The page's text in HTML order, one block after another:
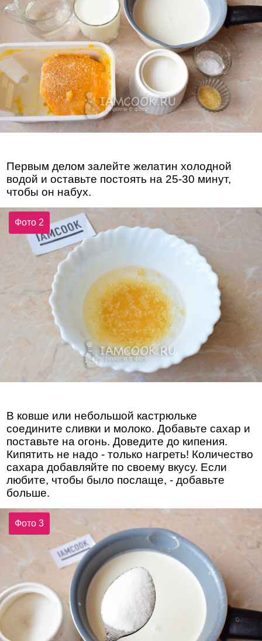
Первым делом залейте желатин холодной
водой и оставьте постоять на 25-30 минут,
чтобы он набух.
Фото 2
В ковше или небольшой кастрюльке
соедините сливки и молоко. Добавьте сахар и
поставьте на огонь. Доведите до кипения.
Кипятить не надо - только нагреть! Количество
сахара добавляйте по своему вкусу. Если
любите, чтобы было послаще, - добавьте
больше.
Фото 3